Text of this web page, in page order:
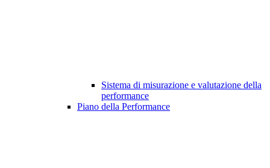
Sistema di misurazione e valutazione della
performance
Piano della Performance